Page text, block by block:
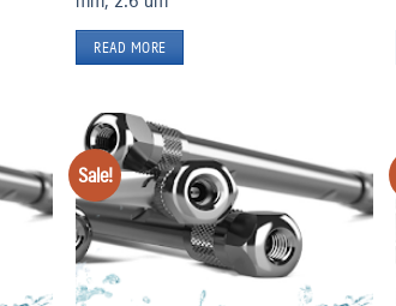
READ MORE
Add
to
wishlist
Sale! Add
to
wishlist